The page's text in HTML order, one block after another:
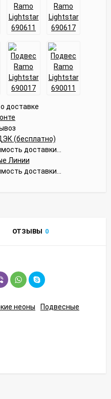
доставке
(бесплатно)
доставки...
Линии
доставки...
ОТЗЫВЫ 0
неоны
Подвесные